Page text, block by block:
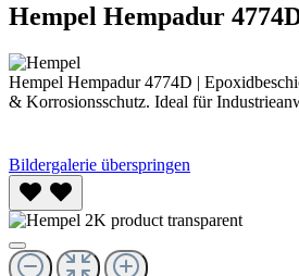
Hempel Hempadur
Hempel Hempadur 4774D |
& Korrosionsschutz. Ideal für
Bildergalerie überspringen